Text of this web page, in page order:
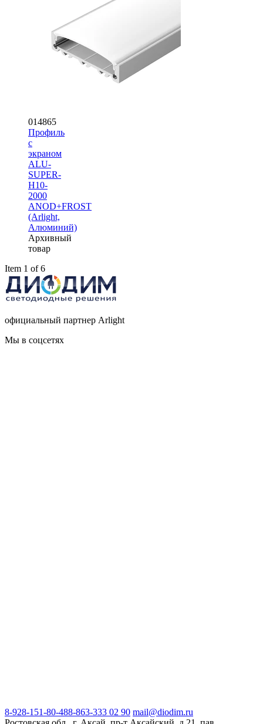
014865
Профиль
с
экраном
ALU-
SUPER-
H10-
2000
ANOD+FROST
(Arlight,
Алюминий)
Архивный
товар
Item 1 of 6
официальный партнер Arlight
Мы в соцсетях
8-928-151-80-488-863-333 02 90 mail@diodim.ru